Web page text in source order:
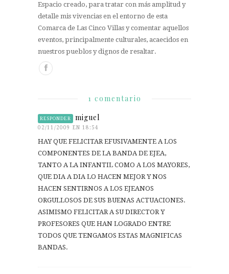
Espacio creado, para tratar con más amplitud y
detalle mis vivencias en el entorno de esta
Comarca de Las Cinco Villas y comentar aquellos
eventos, principalmente culturales, acaecidos en
nuestros pueblos y dignos de resaltar.
1 comentario
RESPONDER miguel
02/11/2009 EN 18:54
HAY QUE FELICITAR EFUSIVAMENTE A LOS
COMPONENTES DE LA BANDA DE EJEA,
TANTO A LA INFANTIL COMO A LOS MAYORES,
QUE DIA A DIA LO HACEN MEJOR Y NOS
HACEN SENTIRNOS A LOS EJEANOS
ORGULLOSOS DE SUS BUENAS ACTUACIONES.
ASIMISMO FELICITAR A SU DIRECTOR Y
PROFESORES QUE HAN LOGRADO ENTRE
TODOS QUE TENGAMOS ESTAS MAGNIFICAS
BANDAS.